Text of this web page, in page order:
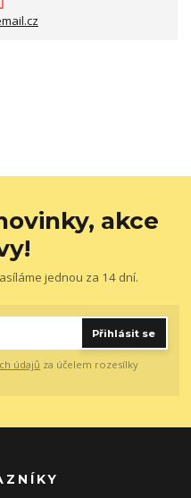
akce
jednou za 14 dní.
Přihlásit se
údajů za účelem rozesílky